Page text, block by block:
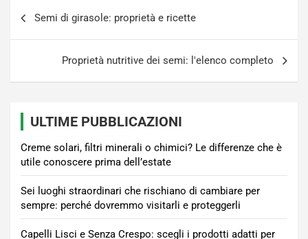
Semi di girasole: proprietà e ricette
Proprietà nutritive dei semi: l'elenco completo
ULTIME PUBBLICAZIONI
Creme solari, filtri minerali o chimici? Le differenze che è
utile conoscere prima dell’estate
Sei luoghi straordinari che rischiano di cambiare per
sempre: perché dovremmo visitarli e proteggerli
Capelli Lisci e Senza Crespo: scegli i prodotti adatti per